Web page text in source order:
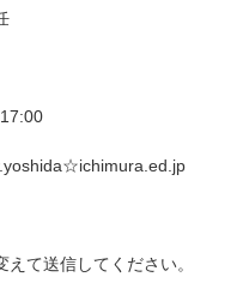
て送信してください。